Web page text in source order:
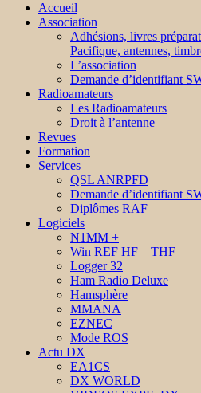
Accueil
Association
Adhésions, livres
Pacifique, antennes,
L’association
Demande d’identifiant
Radioamateurs
Les Radioamateurs
Droit à l’antenne
Revues
Formation
Services
QSL ANRPFD
Demande d’identifiant
Diplômes RAF
Logiciels
N1MM +
Win REF HF – THF
Logger 32
Ham Radio Deluxe
Hamsphère
MMANA
EZNEC
Mode ROS
Actu DX
EA1CS
DX WORLD